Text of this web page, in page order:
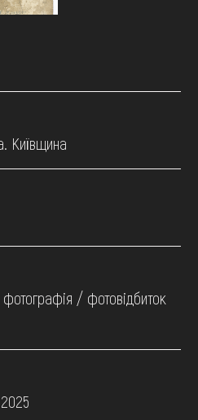
Київщина
/ фотовідбиток